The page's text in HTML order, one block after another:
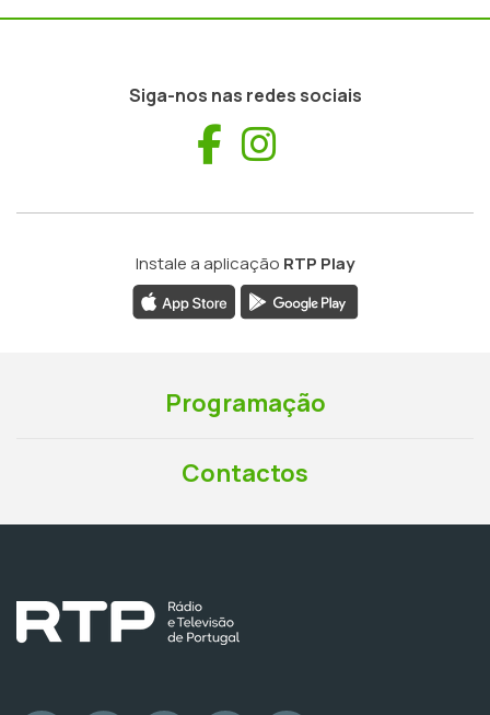
Siga-nos nas redes sociais
Facebook
Instale a aplicação RTP Play
Programação
Contactos